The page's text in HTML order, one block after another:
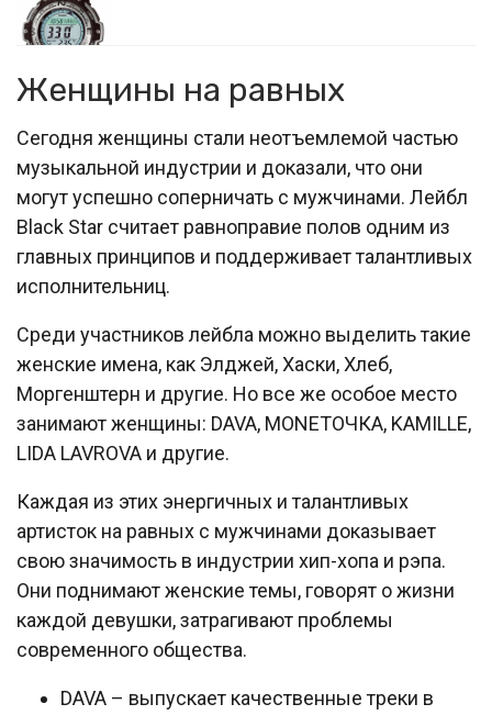
Женщины на равных
Сегодня женщины стали неотъемлемой частью
музыкальной индустрии и доказали, что они
могут успешно соперничать с мужчинами. Лейбл
Black Star считает равноправие полов одним из
главных принципов и поддерживает талантливых
исполнительниц.
Среди участников лейбла можно выделить такие
женские имена, как Элджей, Хаски, Хлеб,
Моргенштерн и другие. Но все же особое место
занимают женщины: DAVA, MONETOЧКА, KAMILLE,
LIDA LAVROVA и другие.
Каждая из этих энергичных и талантливых
артисток на равных с мужчинами доказывает
свою значимость в индустрии хип-хопа и рэпа.
Они поднимают женские темы, говорят о жизни
каждой девушки, затрагивают проблемы
современного общества.
DAVA – выпускает качественные треки в